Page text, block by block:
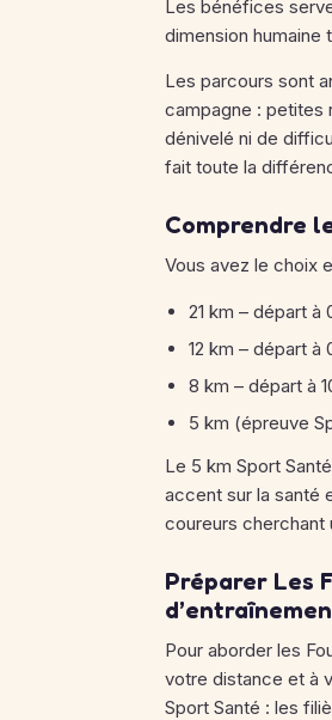
Les bénéfices
dimension humaine
Les parcours sont
campagne : petites
dénivelé ni de
fait toute la
Comprendre
Vous avez le choix
21 km – départ à
12 km – départ à
8 km – départ à
5 km (épreuve
Le 5 km Sport
accent sur la santé
coureurs cherchant
Préparer Les
Pour aborder les
votre distance et à
Sport Santé : les